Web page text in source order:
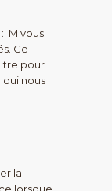
M vous
Ce
pour
nous
la